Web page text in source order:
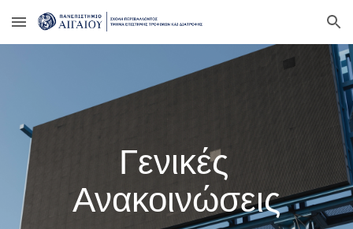
Skip to main content Skip to navigation
Γενικές
Ανακοινώσεις